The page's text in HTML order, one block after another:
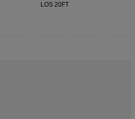
LOS 20FT